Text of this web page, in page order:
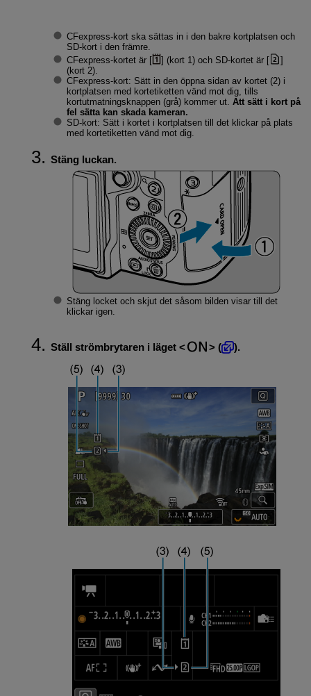
CFexpress-kort ska sättas in i den bakre kortplatsen och
SD-kort i den främre.
CFexpress-kortet är [
] (kort 1) och SD-kortet är [
]
(kort 2).
CFexpress-kort: Sätt in den öppna sidan av kortet (2) i
kortplatsen med kortetiketten vänd mot dig, tills
kortutmatningsknappen (grå) kommer ut. Att sätt i kort på
fel sätta kan skada kameran.
SD-kort: Sätt i kortet i kortplatsen till det klickar på plats
med kortetiketten vänd mot dig.
Stäng luckan.
Stäng locket och skjut det såsom bilden visar till det
klickar igen.
Ställ strömbrytaren i läget ( ).